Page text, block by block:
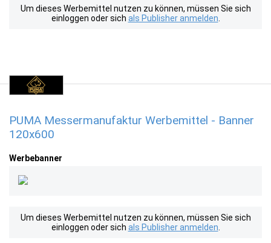
Um dieses Werbemittel nutzen zu können, müssen Sie sich
einloggen oder sich als Publisher anmelden
PUMA Messermanufaktur Werbemittel - Banner
120x600
Werbebanner
Um dieses Werbemittel nutzen zu können, müssen Sie sich
einloggen oder sich als Publisher anmelden